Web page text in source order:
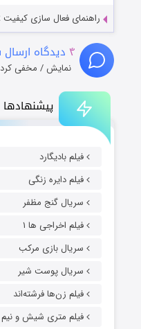
پیشنهادها
فیلم بادیگارد
فیلم دایره زنگی
سریال گنج مظفر
فیلم اخراجی ها ۱
سریال بازی مرکب
سریال پوست شیر
فیلم زن‌ها فرشته‌اند
فیلم متری شیش و نیم
راهنمای فعال سازی کیفیت HDR در PotPlayer
۴ دیدگاه
نمایش / مخفی